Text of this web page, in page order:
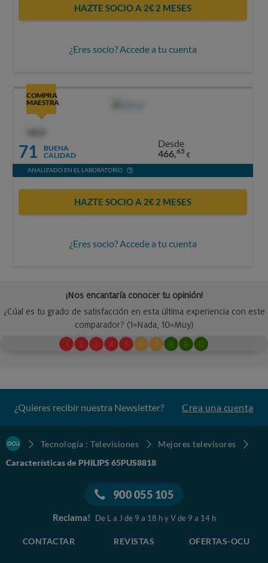
HAZTE SOCIO A 2€ 2 MESES
¿Eres socio? Accede a tu cuenta
COMPRA
MAESTRA
71
BUENA
CALIDAD
Desde
466,65 €
ANALIZADO EN EL LABORATORIO
HAZTE SOCIO A 2€ 2 MESES
¿Eres socio? Accede a tu cuenta
¿Quieres recibir nuestra Newsletter? Crea una cuenta
Tecnología : Televisiones
Mejores televisores
Características de PHILIPS 65PUS8818
900 055 105
Reclama! De L a J de 9 a 18 h y V de 9 a 14 h
CONTACTAR REVISTAS OFERTAS-OCU